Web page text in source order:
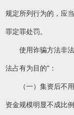
规定所列行为的，应
罪定罪处罚。
使用诈骗方法非法
法占有为目的”：
（一）集资后不用
资金规模明显不成比